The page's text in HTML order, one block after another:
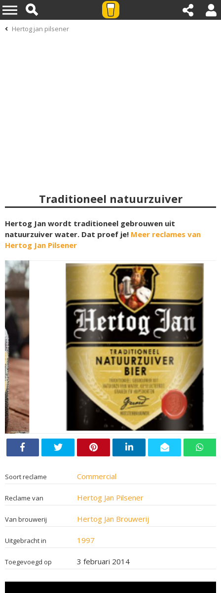
Hertog jan pilsener
Traditioneel natuurzuiver
Hertog Jan wordt traditioneel gebrouwen uit
natuurzuiver water. Dat proef je! Meer reclames van
Hertog Jan Pilsener
Soort reclame Commercial
Reclame van Hertog Jan Pilsener
Van brouwerij Hertog Jan Brouwerij
Uitgebracht in 1997
Toegevoegd op 3 februari 2014